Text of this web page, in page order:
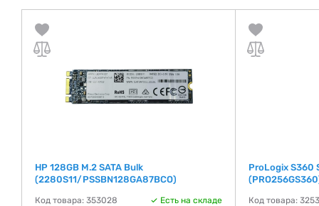
HP 128GB M.2 SATA Bulk
(2280S11/PSSBN128GA87BCO)
Код товара: 353028 Есть на складе
ProLogix S360
Код товара: